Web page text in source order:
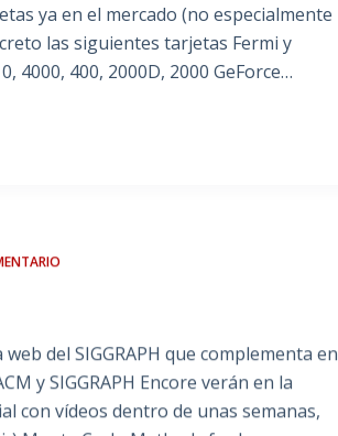
ya en el mercado (no especialmente
las siguientes tarjetas Fermi y
4000, 400, 2000D, 2000 GeForce…
del SIGGRAPH que complementa en
y SIGGRAPH Encore verán en la
con vídeos dentro de unas semanas,